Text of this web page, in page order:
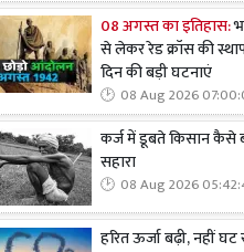
08 अगस्त का इतिहास:
से लेकर रेड क्रॉस की
दिन की बड़ी घटनाएं
08 Aug 2026
कर्ज में डूबते किसान कैसे
सहारा
08 Aug 2026
हरित ऊर्जा बढ़ी, नहीं घट